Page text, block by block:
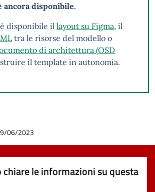
ancora disponibile.
disponibile il layout su Figma, il
tra le risorse del modello o
di architettura (OSD
il template in autonomia.
06/2023
chiare le informazioni su questa